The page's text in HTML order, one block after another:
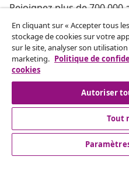
Rejoignez plus de 700
offres hebdomadaires, les
les nouveautés de vidaXL.
Nos comptes de réseaux
Service Clients
En cliquant sur « Accepter tous
stockage de cookies sur votre
sur le site, analyser son
marketing. Politique de
cookies
Autoriser
Tout